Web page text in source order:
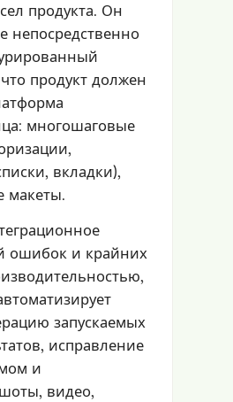
продукта. Он
непосредственно
продукт должен
многошаговые
вкладки),
макеты.
ошибок и крайних
запускаемых
исправление
и
видео,